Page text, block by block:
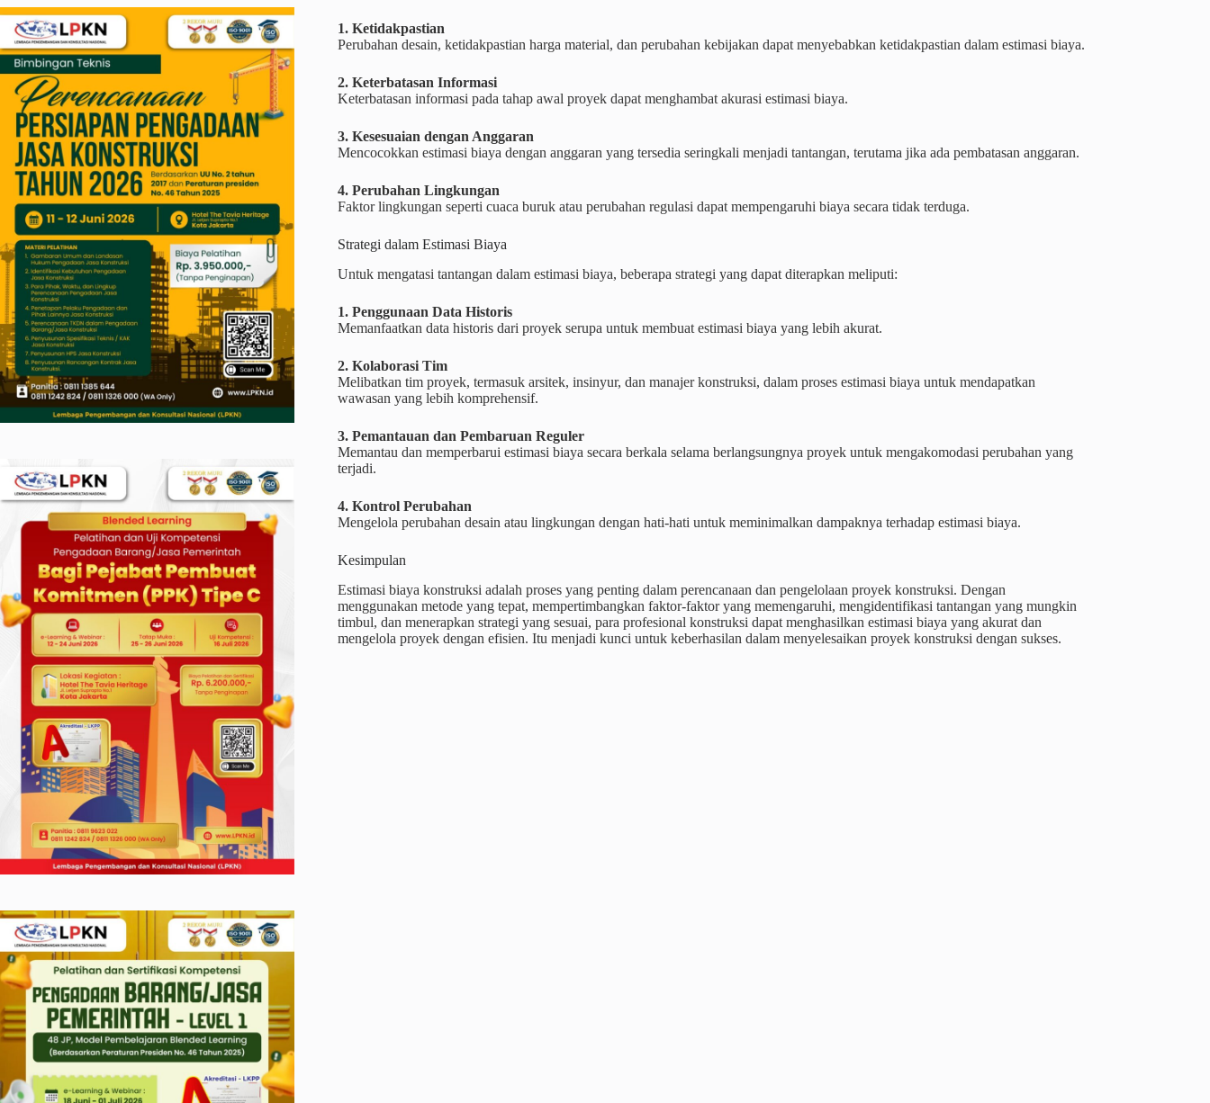
1. Ketidakpastian
Perubahan desain, ketidakpastian harga material, dan perubahan kebijakan dapat menyebabkan ketidakpastian dalam estimasi biaya.
2. Keterbatasan Informasi
Keterbatasan informasi pada tahap awal proyek dapat menghambat akurasi estimasi biaya.
3. Kesesuaian dengan Anggaran
Mencocokkan estimasi biaya dengan anggaran yang tersedia seringkali menjadi tantangan, terutama jika ada pembatasan anggaran.
4. Perubahan Lingkungan
Faktor lingkungan seperti cuaca buruk atau perubahan regulasi dapat mempengaruhi biaya secara tidak terduga.
Strategi dalam Estimasi Biaya
Untuk mengatasi tantangan dalam estimasi biaya, beberapa strategi yang dapat diterapkan meliputi:
1. Penggunaan Data Historis
Memanfaatkan data historis dari proyek serupa untuk membuat estimasi biaya yang lebih akurat.
2. Kolaborasi Tim
Melibatkan tim proyek, termasuk arsitek, insinyur, dan manajer konstruksi, dalam proses estimasi biaya untuk mendapatkan
wawasan yang lebih komprehensif.
3. Pemantauan dan Pembaruan Reguler
Memantau dan memperbarui estimasi biaya secara berkala selama berlangsungnya proyek untuk mengakomodasi perubahan yang
terjadi.
4. Kontrol Perubahan
Mengelola perubahan desain atau lingkungan dengan hati-hati untuk meminimalkan dampaknya terhadap estimasi biaya.
Kesimpulan
Estimasi biaya konstruksi adalah proses yang penting dalam perencanaan dan pengelolaan proyek konstruksi. Dengan
menggunakan metode yang tepat, mempertimbangkan faktor-faktor yang memengaruhi, mengidentifikasi tantangan yang mungkin
timbul, dan menerapkan strategi yang sesuai, para profesional konstruksi dapat menghasilkan estimasi biaya yang akurat dan
mengelola proyek dengan efisien. Itu menjadi kunci untuk keberhasilan dalam menyelesaikan proyek konstruksi dengan sukses.